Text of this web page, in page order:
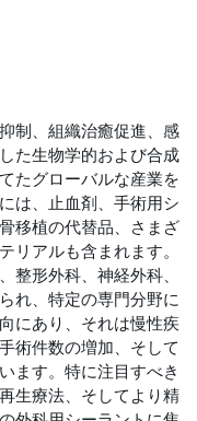
制、組織治癒促進、感
た生物学的および合成
たグローバルな産業を
は、止血剤、手術用シ
移植の代替品、さまざ
リアルも含まれます。
整形外科、神経外科、
れ、特定の専門分野に
にあり、それは慢性疾
術件数の増加、そして
ます。特に注目すべき
生療法、そしてより精